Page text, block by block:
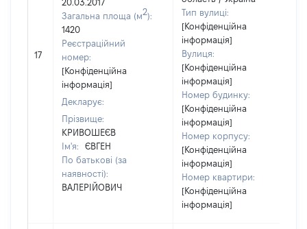
17
20.03.2017
Загальна площа (м2):
1420
Реєстраційний
номер:
[Конфіденційна
інформація]
Декларує:
Прізвище:
КРИВОШЕЄВ
Ім'я:
ЄВГЕН
По батькові (за
наявності):
ВАЛЕРІЙОВИЧ
Тип вулиці:
[Конфіденційна
інформація]
Вулиця:
[Конфіденційна
інформація]
Номер будинку:
[Конфіденційна
інформація]
Номер корпусу:
[Конфіденційна
інформація]
Номер квартири:
[Конфіденційна
інформація]